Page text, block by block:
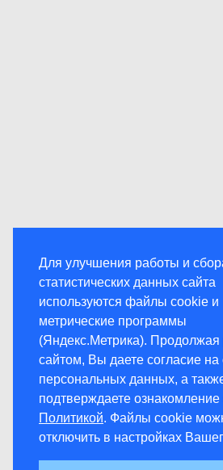
Для улучшения работы и
статистических данных сайта
используются файлы cookie и
метрические программы
(Яндекс.Метрика). Продолжая
сайтом, Вы даете согласие на
персональных данных, а
подтверждаете ознакомление
Политикой. Файлы cookie
отключить в настройках